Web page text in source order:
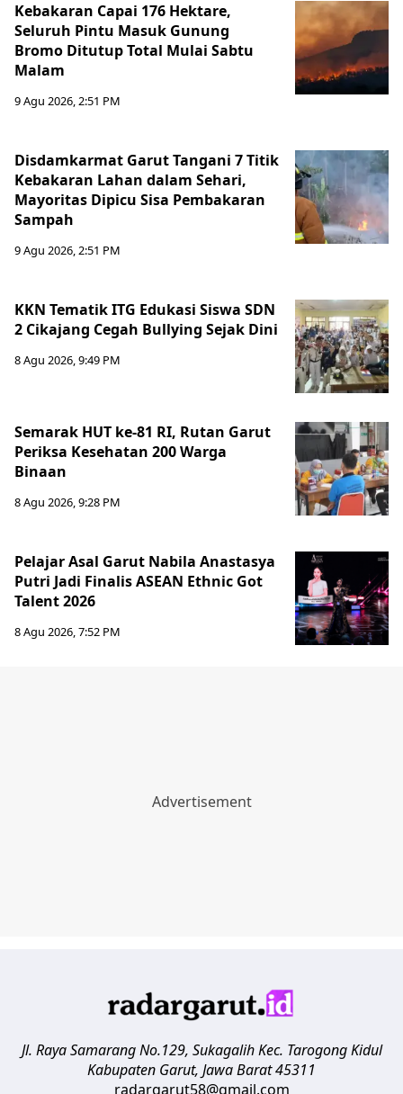
Kebakaran Capai 176 Hektare,
Seluruh Pintu Masuk Gunung
Bromo Ditutup Total Mulai Sabtu
Malam
9 Agu 2026, 2:51 PM
Disdamkarmat Garut Tangani 7 Titik
Kebakaran Lahan dalam Sehari,
Mayoritas Dipicu Sisa Pembakaran
Sampah
9 Agu 2026, 2:51 PM
KKN Tematik ITG Edukasi Siswa SDN
2 Cikajang Cegah Bullying Sejak Dini
8 Agu 2026, 9:49 PM
Semarak HUT ke-81 RI, Rutan Garut
Periksa Kesehatan 200 Warga
Binaan
8 Agu 2026, 9:28 PM
Pelajar Asal Garut Nabila Anastasya
Putri Jadi Finalis ASEAN Ethnic Got
Talent 2026
8 Agu 2026, 7:52 PM
Jl. Raya Samarang No.129, Sukagalih Kec. Tarogong Kidul
Kabupaten Garut, Jawa Barat45311
radargarut58@gmail.com